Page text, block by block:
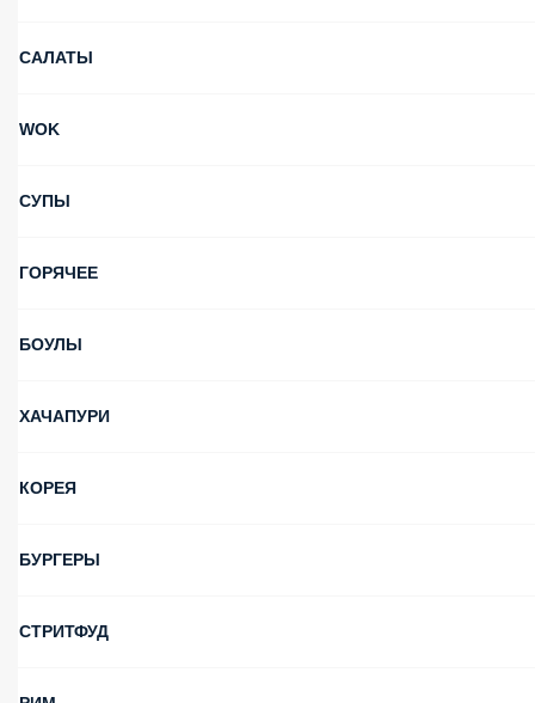
САЛАТЫ
WOK
СУПЫ
ГОРЯЧЕЕ
БОУЛЫ
ХАЧАПУРИ
КОРЕЯ
БУРГЕРЫ
СТРИТФУД